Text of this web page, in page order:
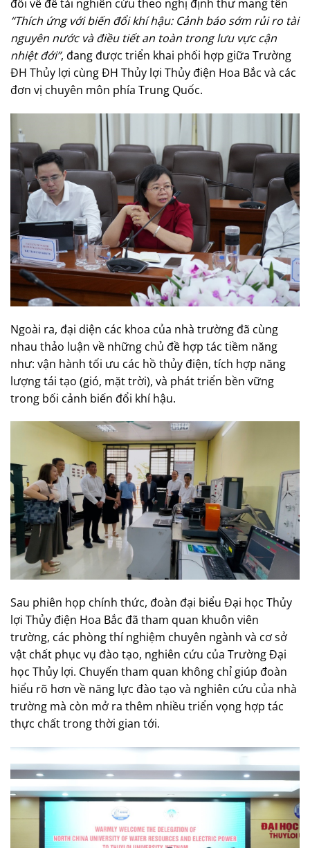
đổi về đề tài nghiên cứu theo nghị định thư mang tên
“Thích ứng với biến đổi khí hậu: Cảnh báo sớm rủi ro tài
nguyên nước và điều tiết an toàn trong lưu vực cận
nhiệt đới”, đang được triển khai phối hợp giữa Trường
ĐH Thủy lợi cùng ĐH Thủy lợi Thủy điện Hoa Bắc và các
đơn vị chuyên môn phía Trung Quốc.
Ngoài ra, đại diện các khoa của nhà trường đã cùng
nhau thảo luận về những chủ đề hợp tác tiềm năng
như: vận hành tối ưu các hồ thủy điện, tích hợp năng
lượng tái tạo (gió, mặt trời), và phát triển bền vững
trong bối cảnh biến đổi khí hậu.
Sau phiên họp chính thức, đoàn đại biểu Đại học Thủy
lợi Thủy điện Hoa Bắc đã tham quan khuôn viên
trường, các phòng thí nghiệm chuyên ngành và cơ sở
vật chất phục vụ đào tạo, nghiên cứu của Trường Đại
học Thủy lợi. Chuyến tham quan không chỉ giúp đoàn
hiểu rõ hơn về năng lực đào tạo và nghiên cứu của nhà
trường mà còn mở ra thêm nhiều triển vọng hợp tác
thực chất trong thời gian tới.